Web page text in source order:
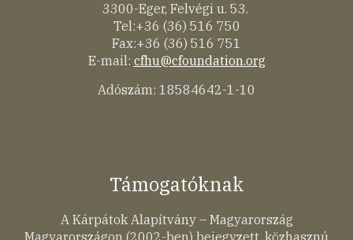
3300-Eger, Felvégi u. 53.
Tel:+36 (36) 516 750
Fax:+36 (36) 516 751
E-mail: cfhu@cfoundation.org
Adószám: 18584642-1-10
Támogatóknak
A Kárpátok Alapítvány – Magyarország